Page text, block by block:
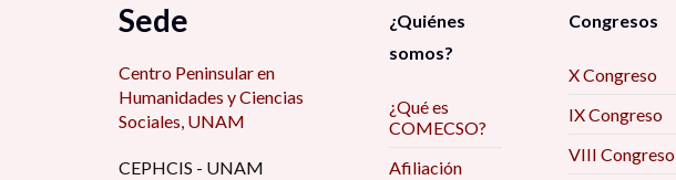
Sede
Centro Peninsular en
Humanidades y Ciencias
Sociales, UNAM
CEPHCIS - UNAM
¿Quiénes
somos?
¿Qué es
COMECSO?
Afiliación
Congresos
X Congreso
IX Congreso
VIII Congreso